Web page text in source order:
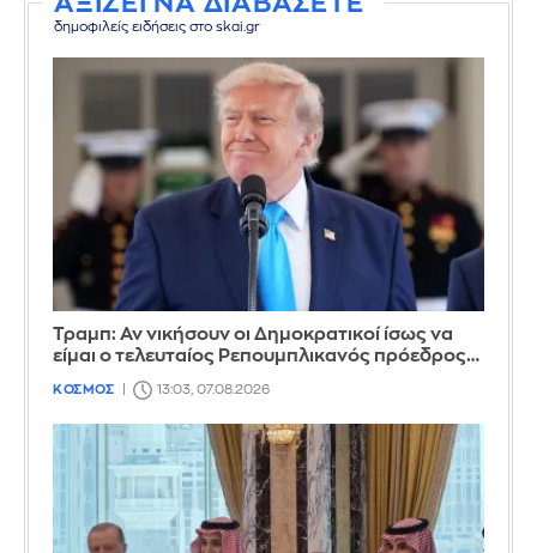
δημοφιλείς ειδήσεις στο skai.gr
Τραμπ: Αν νικήσουν οι Δημοκρατικοί ίσως να
είμαι ο τελευταίος Ρεπουμπλικανός πρόεδρος…
ΚΟΣΜΟΣ 13:03, 07.08.2026